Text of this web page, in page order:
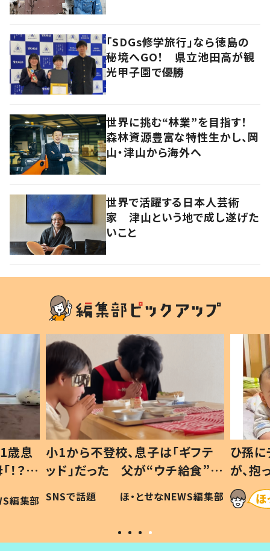
「SDGs修学旅行」なら徳島の
秘境へGO！ 県立池田高が観
光甲子園で優勝
世界に挑む“林業”を目指す！
森林資源豊富な特性生かし、岡
山・津山から海外へ
世界で活躍する日本人芸術
家 津山という地で成し遂げた
いこと
歳息
？」
編集部
小1から不登校、息子は「ギフテ
ッド」だった 父が“ウチ給食”を
作り続ける理由とは #令和の親
#令和の子
SNSで話題 ほ・とせなNEWS編集部
ひ孫
が、
「涙が
い」